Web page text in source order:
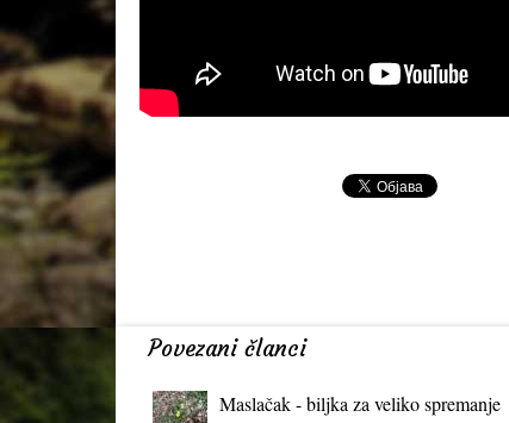
Povezani članci
Maslačak - biljka za veliko spremanje